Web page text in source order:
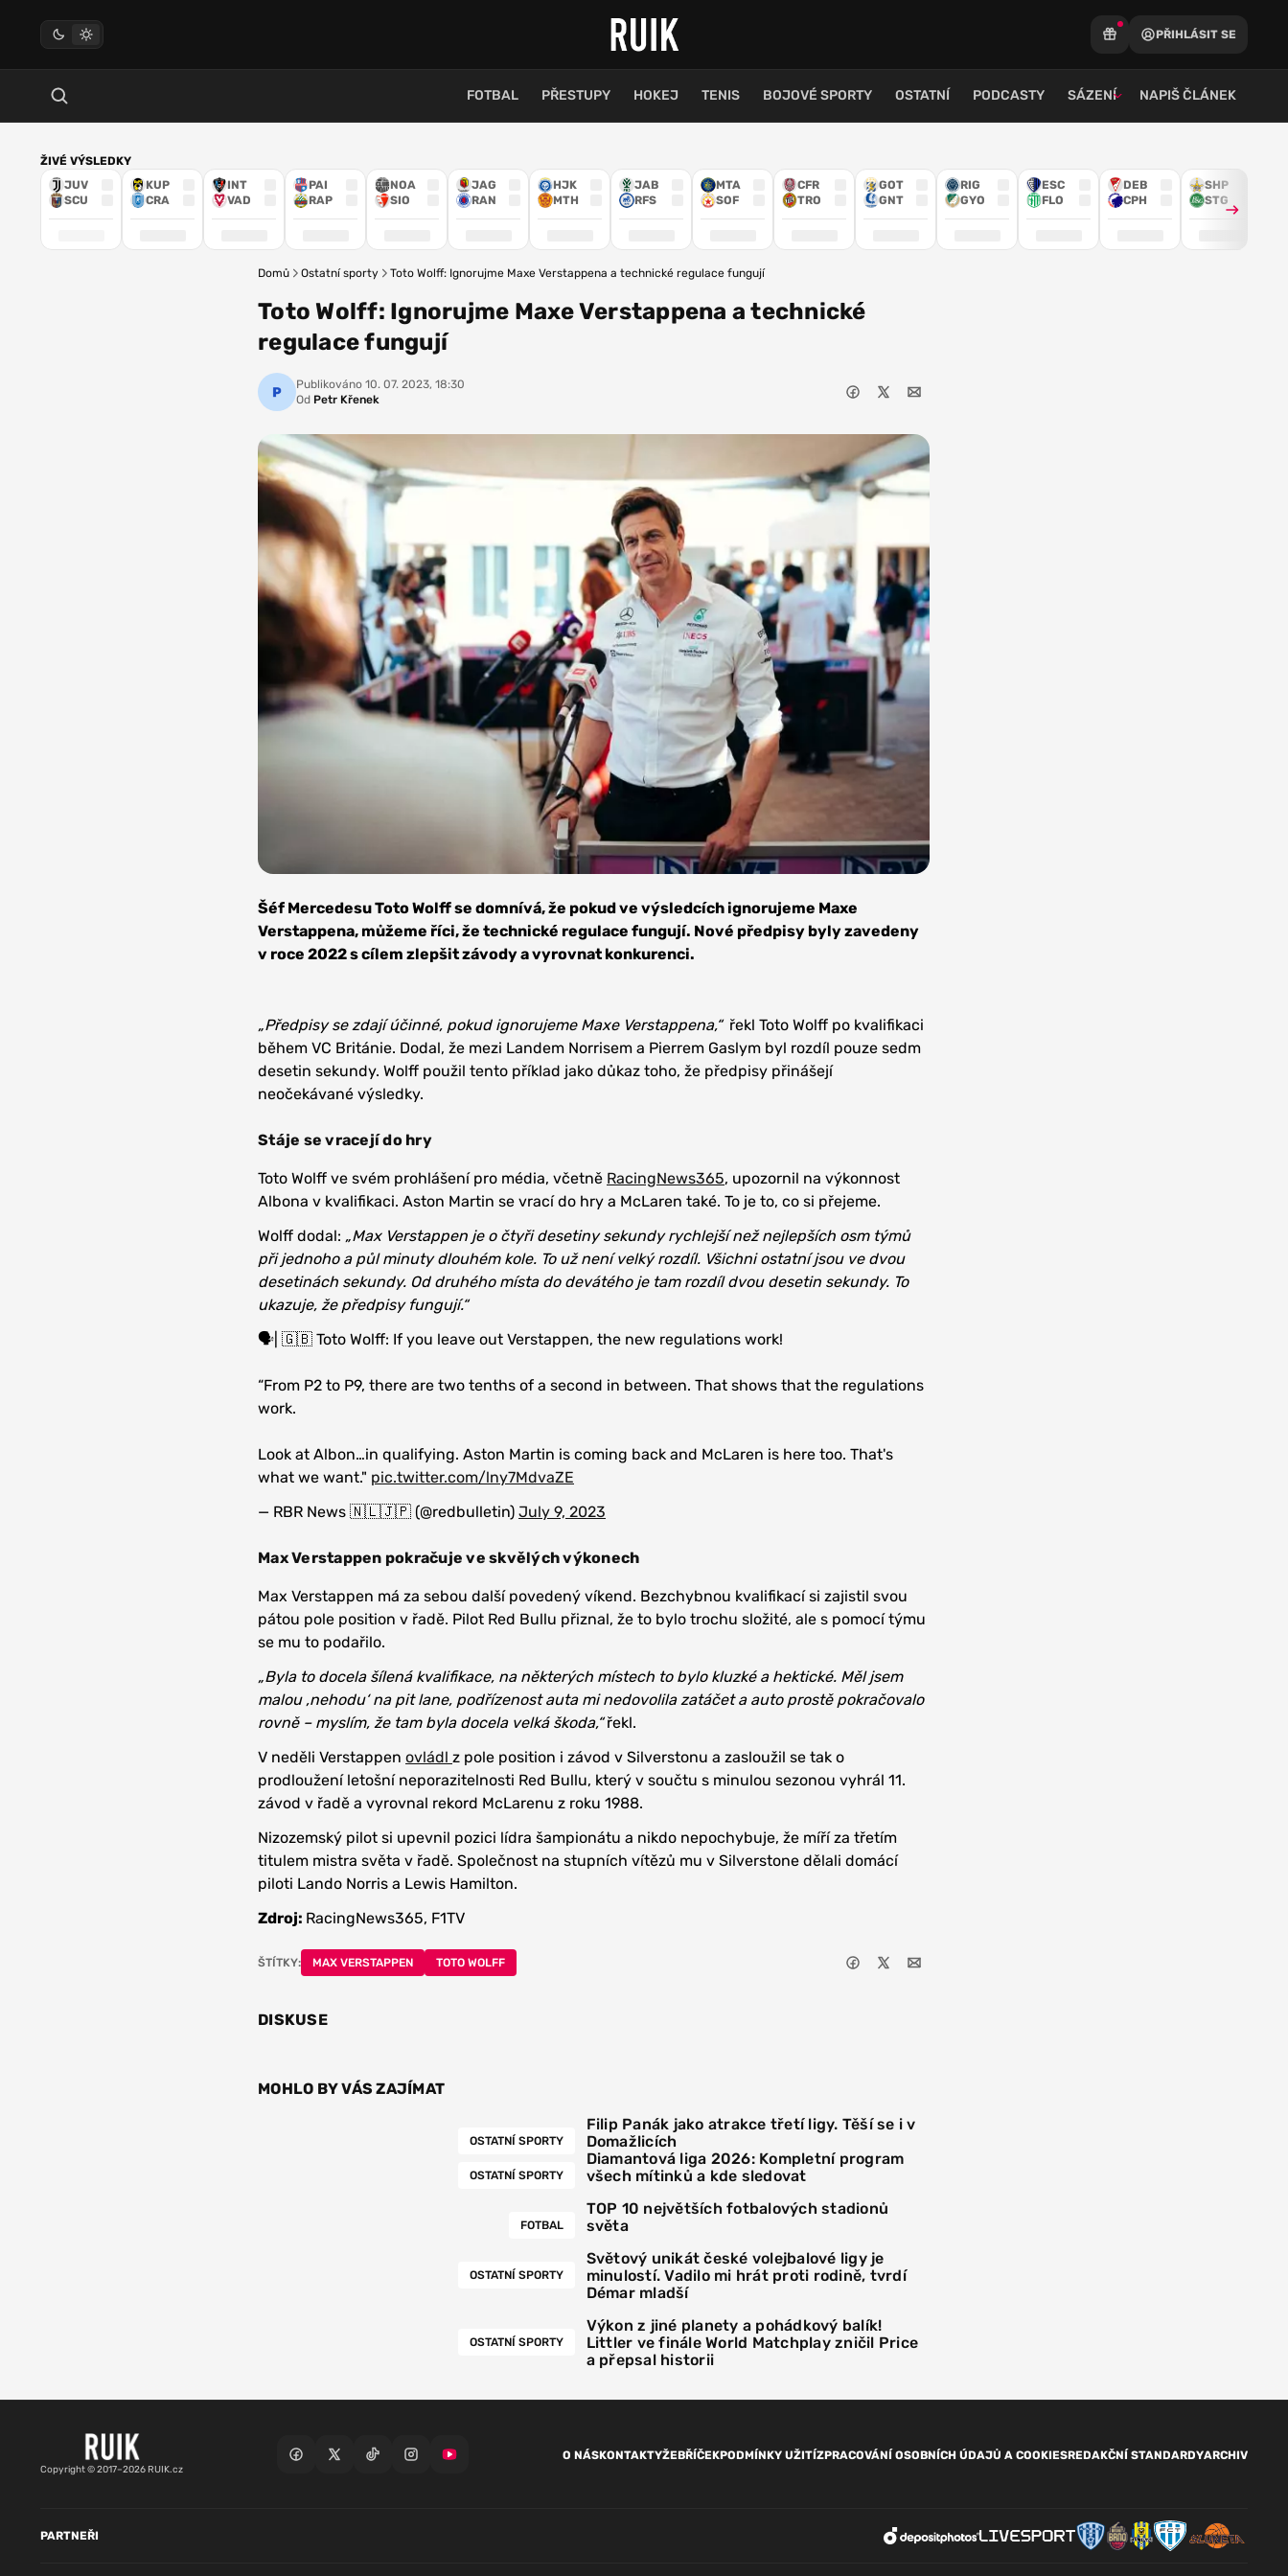
PŘIHLÁSIT SE
FOTBAL PŘESTUPY HOKEJ TENIS BOJOVÉ SPORTY OSTATNÍ PODCASTY SÁZENÍ NAPIŠ ČLÁNEK
ŽIVÉ VÝSLEDKY
JUV
SCU
KUP
CRA
INT
VAD
PAI
RAP
NOA
SIO
JAG
RAN
HJK
MTH
JAB
RFS
MTA
SOF
CFR
TRO
GOT
GNT
RIG
GYO
ESC
FLO
DEB
CPH
SHP
STG
Domů Ostatní sporty Toto Wolff: Ignorujme Maxe Verstappena a technické regulace fungují
Toto Wolff: Ignorujme Maxe Verstappena a technické
regulace fungují
Publikováno 10. 07. 2023, 18:30
Od Petr Křenek
Mercedes-AMG Petronas F1
Šéf Mercedesu Toto Wolff se domnívá, že pokud ve výsledcích ignorujeme Maxe
Verstappena, můžeme říci, že technické regulace fungují. Nové předpisy byly zavedeny
v roce 2022 s cílem zlepšit závody a vyrovnat konkurenci.
„Předpisy se zdají účinné, pokud ignorujeme Maxe Verstappena,“řekl Toto Wolff po kvalifikaci
během VC Británie. Dodal, že mezi Landem Norrisem a Pierrem Gaslym byl rozdíl pouze sedm
desetin sekundy. Wolff použil tento příklad jako důkaz toho, že předpisy přinášejí
neočekávané výsledky.
Stáje se vracejí do hry
Toto Wolff ve svém prohlášení pro média, včetně RacingNews365, upozornil na výkonnost
Albona v kvalifikaci. Aston Martin se vrací do hry a McLaren také. To je to, co si přejeme.
Wolff dodal: „Max Verstappen je o čtyři desetiny sekundy rychlejší než nejlepších osm týmů
při jednoho a půl minuty dlouhém kole. To už není velký rozdíl. Všichni ostatní jsou ve dvou
desetinách sekundy. Od druhého místa do devátého je tam rozdíl dvou desetin sekundy. To
ukazuje, že předpisy fungují.“
🗣️| 🇬🇧 Toto Wolff: If you leave out Verstappen, the new regulations work!
“From P2 to P9, there are two tenths of a second in between. That shows that the regulations
work.
Look at Albon…in qualifying. Aston Martin is coming back and McLaren is here too. That's
what we want." pic.twitter.com/lny7MdvaZE
— RBR News 🇳🇱🇯🇵 (@redbulletin) July 9, 2023
Max Verstappen pokračuje ve skvělých výkonech
Max Verstappen má za sebou další povedený víkend. Bezchybnou kvalifikací si zajistil svou
pátou pole position v řadě. Pilot Red Bullu přiznal, že to bylo trochu složité, ale s pomocí týmu
se mu to podařilo.
„Byla to docela šílená kvalifikace, na některých místech to bylo kluzké a hektické. Měl jsem
malou ‚nehodu‘ na pit lane, podřízenost auta mi nedovolila zatáčet a auto prostě pokračovalo
rovně – myslím, že tam byla docela velká škoda,“řekl.
V neděli Verstappen ovládl z pole position i závod v Silverstonu a zasloužil se tak o
prodloužení letošní neporazitelnosti Red Bullu, který v součtu s minulou sezonou vyhrál 11.
závod v řadě a vyrovnal rekord McLarenu z roku 1988.
Nizozemský pilot si upevnil pozici lídra šampionátu a nikdo nepochybuje, že míří za třetím
titulem mistra světa v řadě. Společnost na stupních vítězů mu v Silverstone dělali domácí
piloti Lando Norris a Lewis Hamilton.
Zdroj: RacingNews365, F1TV
ŠTÍTKY: MAX VERSTAPPEN TOTO WOLFF
DISKUSE
MOHLO BY VÁS ZAJÍMAT
OSTATNÍ SPORTY
Filip Panák jako atrakce třetí ligy. Těší se i v
Domažlicích
OSTATNÍ SPORTY
Diamantová liga 2026: Kompletní program
všech mítinků a kde sledovat
FOTBAL
TOP 10 největších fotbalových stadionů
světa
OSTATNÍ SPORTY
Světový unikát české volejbalové ligy je
minulostí. Vadilo mi hrát proti rodině, tvrdí
Démar mladší
OSTATNÍ SPORTY
Výkon z jiné planety a pohádkový balík!
Littler ve finále World Matchplay zničil Price
a přepsal historii
Copyright © 2017–2026 RUIK.cz
O NÁSKONTAKTYŽEBŘÍČEKPODMÍNKY UŽITÍZPRACOVÁNÍ OSOBNÍCH ÚDAJŮ A COOKIESREDAKČNÍ STANDARDYARCHIV
PARTNEŘI